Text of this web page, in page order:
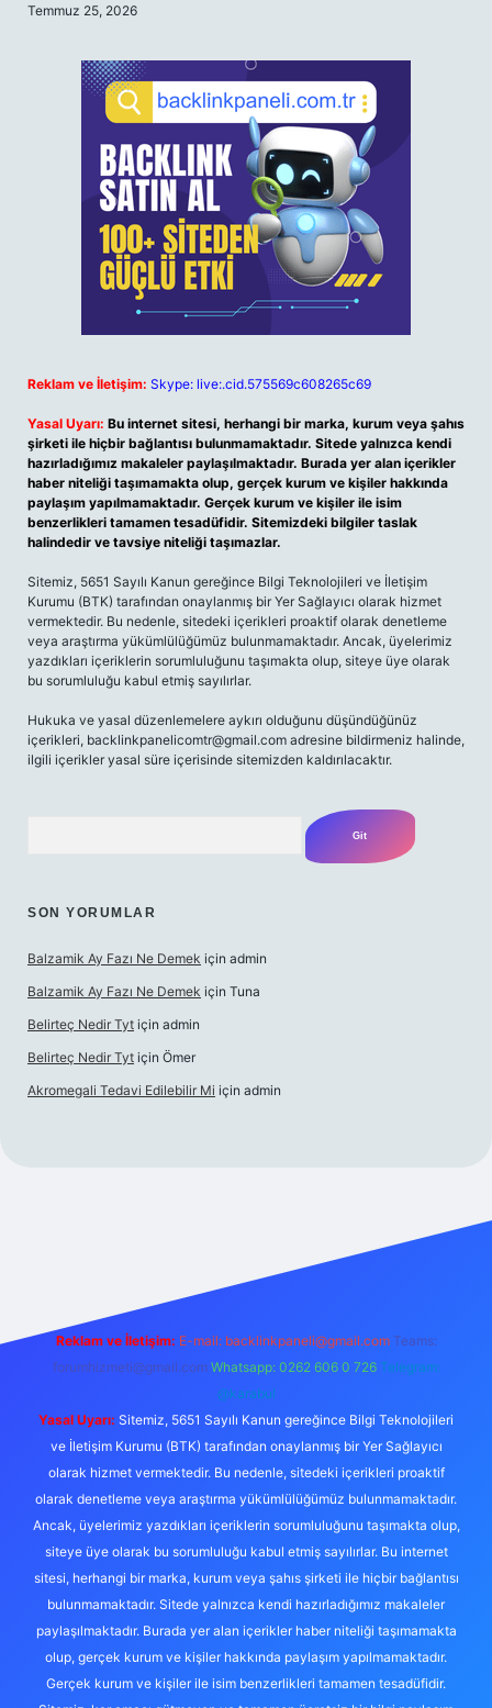
Temmuz 25, 2026
Reklam ve İletişim: Skype: live:.cid.575569c608265c69
Yasal Uyarı: Bu internet sitesi, herhangi bir marka, kurum veya şahıs
şirketi ile hiçbir bağlantısı bulunmamaktadır. Sitede yalnızca kendi
hazırladığımız makaleler paylaşılmaktadır. Burada yer alan içerikler
haber niteliği taşımamakta olup, gerçek kurum ve kişiler hakkında
paylaşım yapılmamaktadır. Gerçek kurum ve kişiler ile isim
benzerlikleri tamamen tesadüfidir. Sitemizdeki bilgiler taslak
halindedir ve tavsiye niteliği taşımazlar.
Sitemiz, 5651 Sayılı Kanun gereğince Bilgi Teknolojileri ve İletişim
Kurumu (BTK) tarafından onaylanmış bir Yer Sağlayıcı olarak hizmet
vermektedir. Bu nedenle, sitedeki içerikleri proaktif olarak denetleme
veya araştırma yükümlülüğümüz bulunmamaktadır. Ancak, üyelerimiz
yazdıkları içeriklerin sorumluluğunu taşımakta olup, siteye üye olarak
bu sorumluluğu kabul etmiş sayılırlar.
Hukuka ve yasal düzenlemelere aykırı olduğunu düşündüğünüz
içerikleri, backlinkpanelicomtr@gmail.com adresine bildirmeniz halinde,
ilgili içerikler yasal süre içerisinde sitemizden kaldırılacaktır.
SON YORUMLAR
Balzamik Ay Fazı Ne Demek için admin
Balzamik Ay Fazı Ne Demek için Tuna
Belirteç Nedir Tyt için admin
Belirteç Nedir Tyt için Ömer
Akromegali Tedavi Edilebilir Mi için admin
Reklam ve İletişim: E-mail: backlinkpaneli@gmail.com Teams:
forumhizmeti@gmail.com Whatsapp: 0262 606 0 726 Telegram:
@karabul
Yasal Uyarı: Sitemiz, 5651 Sayılı Kanun gereğince Bilgi Teknolojileri
ve İletişim Kurumu (BTK) tarafından onaylanmış bir Yer Sağlayıcı
olarak hizmet vermektedir. Bu nedenle, sitedeki içerikleri proaktif
olarak denetleme veya araştırma yükümlülüğümüz bulunmamaktadır.
Ancak, üyelerimiz yazdıkları içeriklerin sorumluluğunu taşımakta olup,
siteye üye olarak bu sorumluluğu kabul etmiş sayılırlar. Bu internet
sitesi, herhangi bir marka, kurum veya şahıs şirketi ile hiçbir bağlantısı
bulunmamaktadır. Sitede yalnızca kendi hazırladığımız makaleler
paylaşılmaktadır. Burada yer alan içerikler haber niteliği taşımamakta
olup, gerçek kurum ve kişiler hakkında paylaşım yapılmamaktadır.
Gerçek kurum ve kişiler ile isim benzerlikleri tamamen tesadüfidir.